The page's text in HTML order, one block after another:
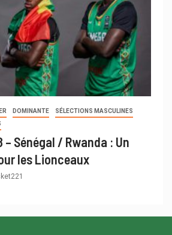
DOMINANTE
SÉLECTIONS MASCULINES
– Sénégal / Rwanda : Un
les Lionceaux